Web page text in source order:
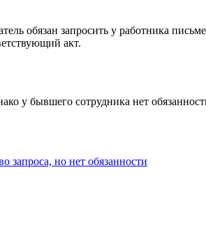
обязан запросить у работника
акт.
у бывшего сотрудника нет
запроса, но нет обязанности